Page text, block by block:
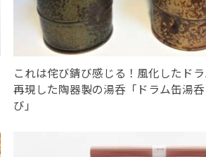
これは侘び錆び感じる！風化したド
再現した陶器製の湯呑「ドラム缶湯
び」